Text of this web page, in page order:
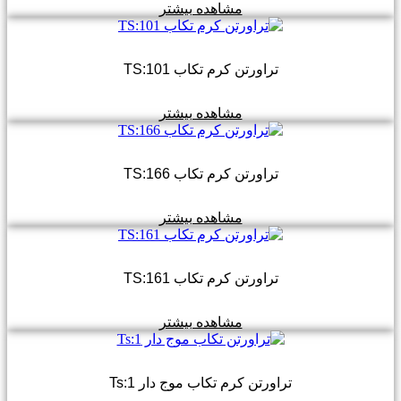
مشاهده بیشتر
تراورتن کرم تکاب TS:101
مشاهده بیشتر
تراورتن کرم تکاب TS:166
مشاهده بیشتر
تراورتن کرم تکاب TS:161
مشاهده بیشتر
تراورتن کرم تکاب موج دار Ts:1